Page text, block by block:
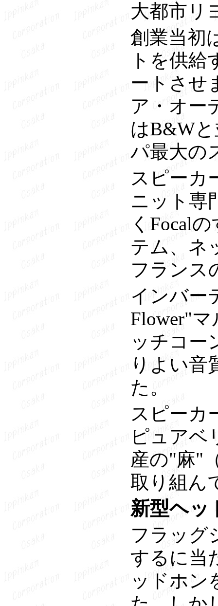
大都市リ
創業当初
トを供
ートさせ
ア・オー
はB&W
パ最大の
スピーカ
ニット専
くFocal
テム、ネ
フランス
インバー
Flower"
ッチコー
りよい音
た。
スピーカ
ピュアベ
産の"麻"
取り組ん
新型ヘッ
フラッグ
するに当
ッドホン